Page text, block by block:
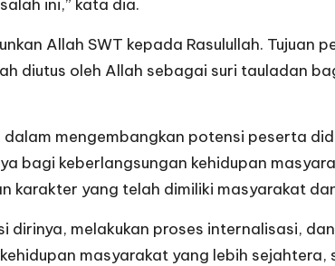
ini,” kata dia.
Allah SWT kepada Rasulullah. Tujuan
diutus oleh Allah sebagai suri tauladan
mengembangkan potensi peserta
bagi keberlangsungan kehidupan
karakter yang telah dimiliki masyarakat
melakukan proses internalisasi,
masyarakat yang lebih sejahtera,